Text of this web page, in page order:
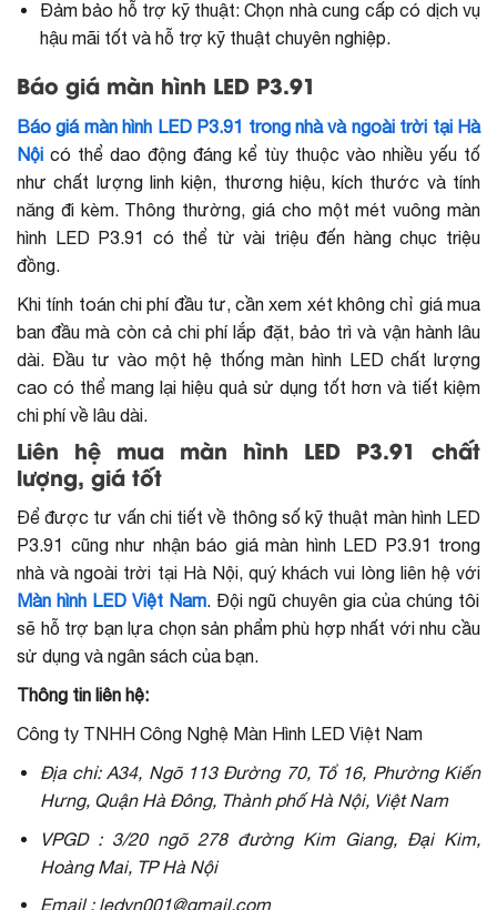
Đảm bảo hỗ trợ kỹ thuật: Chọn nhà cung cấp có dịch vụ
hậu mãi tốt và hỗ trợ kỹ thuật chuyên nghiệp.
Báo giá màn hình LED P3.91
Báo giá màn hình LED P3.91 trong nhà và ngoài trời tại Hà
Nội có thể dao động đáng kể tùy thuộc vào nhiều yếu tố
như chất lượng linh kiện, thương hiệu, kích thước và tính
năng đi kèm. Thông thường, giá cho một mét vuông màn
hình LED P3.91 có thể từ vài triệu đến hàng chục triệu
đồng.
Khi tính toán chi phí đầu tư, cần xem xét không chỉ giá mua
ban đầu mà còn cả chi phí lắp đặt, bảo trì và vận hành lâu
dài. Đầu tư vào một hệ thống màn hình LED chất lượng
cao có thể mang lại hiệu quả sử dụng tốt hơn và tiết kiệm
chi phí về lâu dài.
Liên hệ mua màn hình LED P3.91 chất
lượng, giá tốt
Để được tư vấn chi tiết về thông số kỹ thuật màn hình LED
P3.91 cũng như nhận báo giá màn hình LED P3.91 trong
nhà và ngoài trời tại Hà Nội, quý khách vui lòng liên hệ với
Màn hình LED Việt Nam. Đội ngũ chuyên gia của chúng tôi
sẽ hỗ trợ bạn lựa chọn sản phẩm phù hợp nhất với nhu cầu
sử dụng và ngân sách của bạn.
Thông tin liên hệ:
Công ty TNHH Công Nghệ Màn Hình LED Việt Nam
Địa chỉ: A34, Ngõ 113 Đường 70, Tổ 16, Phường Kiến
Hưng, Quận Hà Đông, Thành phố Hà Nội, Việt Nam
VPGD : 3/20 ngõ 278 đường Kim Giang, Đại Kim,
Hoàng Mai, TP Hà Nội
Email : ledvn001@gmail.com